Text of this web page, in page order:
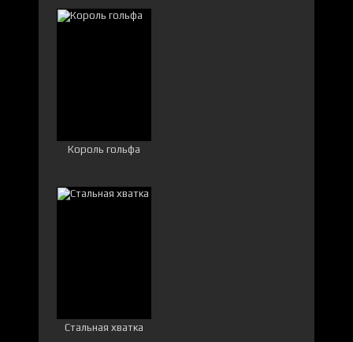
Король гольфа
Стальная хватка